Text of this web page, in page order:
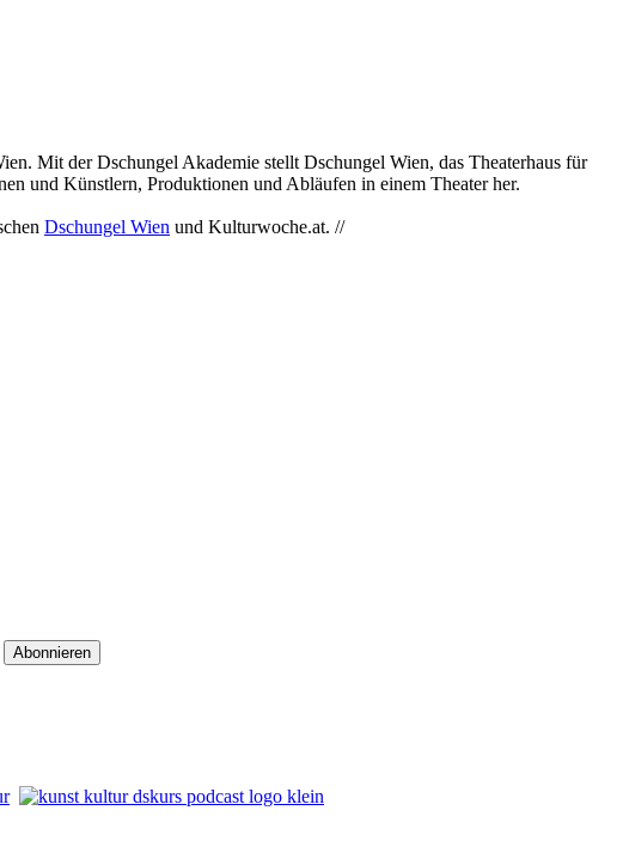
Mit der Dschungel Akademie stellt Dschungel Wien, das Theaterhaus für
und Künstlern, Produktionen und Abläufen in einem Theater her.
Dschungel Wien und Kulturwoche.at. //